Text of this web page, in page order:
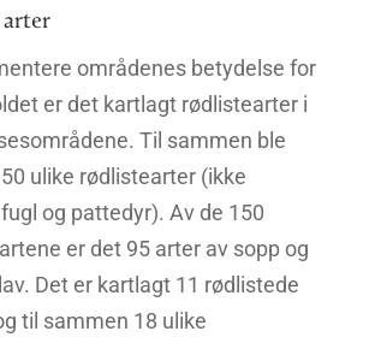
områdenes betydelse for
er det kartlagt rødlistearter i
Til sammen ble
ulike rødlistearter (ikke
og pattedyr). Av de 150
er det 95 arter av sopp og
Det er kartlagt 11 rødlistede
til sammen 18 ulike